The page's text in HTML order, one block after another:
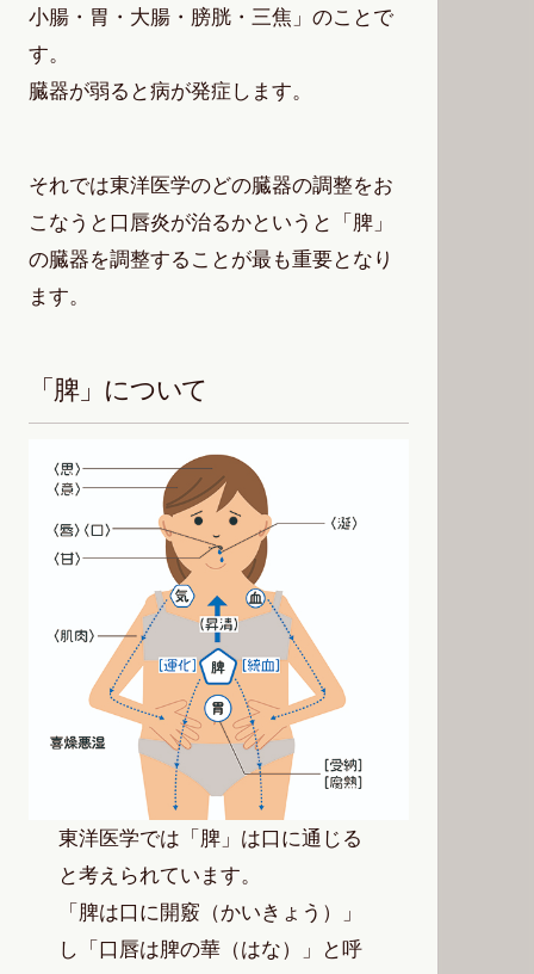
小腸・胃・大腸・膀胱・三焦」のことで
す。
臓器が弱ると病が発症します。
それでは東洋医学のどの臓器の調整をお
こなうと口唇炎が治るかというと「脾」
の臓器を調整することが最も重要となり
ます。
「脾」について
東洋医学では「脾」は口に通じる
と考えられています。
「脾は口に開竅（かいきょう）」
し「口唇は脾の華（はな）」と呼